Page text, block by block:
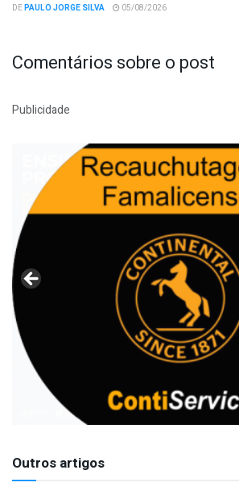
DEPAULO JORGE SILVA 05/08/2026
Comentários sobre o post
Publicidade
Outros artigos